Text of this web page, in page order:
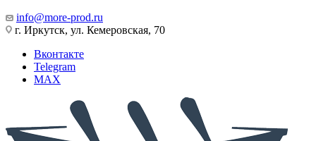
info@more-prod.ru
г. Иркутск, ул. Кемеровская, 70
Вконтакте
Telegram
MAX